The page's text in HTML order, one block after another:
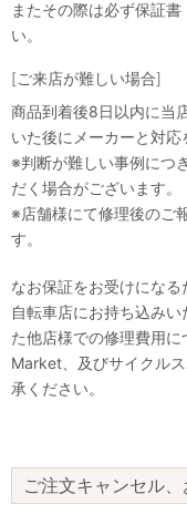
またその際は必ず保証
い。
[ご来店が難しい場合]
商品到着後8日以内に当
いた後にメーカーと対応
※判断が難しい事例につ
だく場合がございます。
※店舗様にて修理後のご
す。
なお保証をお受けにな
自転車店にお持ち込み
た他店様での修理費用
Market、及びサイクル
承ください。
ご注文キャンセル